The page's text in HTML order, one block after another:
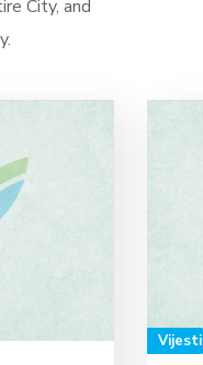
City, and
Vijesti